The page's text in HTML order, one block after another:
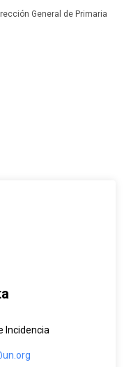
General de Primaria
Incidencia